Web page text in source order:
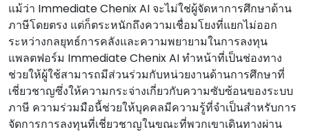
แม้ว่า Immediate Chenix AI จะไม่ใช่ผู้จัดหาการศึกษาด้าน
ภาษีโดยตรง แต่ก็ตระหนักถึงความเชื่อมโยงที่แยกไม่ออก
ระหว่างกลยุทธ์การคลังและความพยายามในการลงทุน
แพลตฟอร์ม Immediate Chenix AI ทําหน้าที่เป็นช่องทาง
ช่วยให้ผู้ใช้สามารถมีส่วนร่วมกับหน่วยงานด้านการศึกษาที่
เชี่ยวชาญซึ่งให้ความกระจ่างเกี่ยวกับความซับซ้อนของระบบ
ภาษี ความร่วมมือนี้ช่วยให้บุคคลมีความรู้ที่จําเป็นสําหรับการ
จัดการการลงทุนที่เชี่ยวชาญในขณะที่พวกเขาเดินทางผ่าน